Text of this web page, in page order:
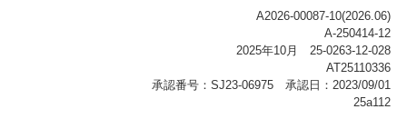
ご契約状態・ご利用履歴インターネット利用時の行動に
関する情報、アプリケーション利用時の行動に関する情
報、購入されたサービスや商品の名称・購入場所・決済
に関する情報、アンケートの回答に関する情報などが含